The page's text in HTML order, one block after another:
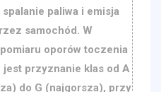
paliwa i emisja
samochód. W
oporów toczenia
jest przyznanie klas od A
do G (najgorsza), przy